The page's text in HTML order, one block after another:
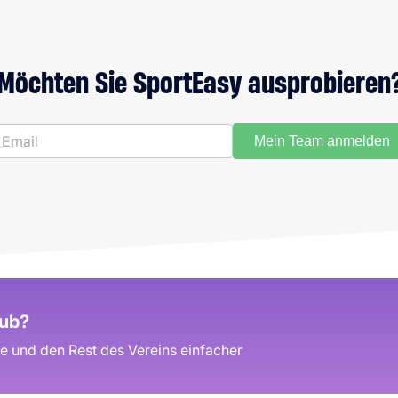
Sie SportEasy
Mein Team anmelden
und den Rest des Vereins einfacher